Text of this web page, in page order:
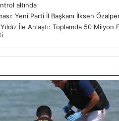
altında
Yeni Parti İl Başkanı İlksen
İle Anlaştı: Toplamda 50